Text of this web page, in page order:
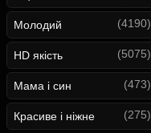
Молодий (4190)
HD якість (5075)
Мама і син (473)
Красиве і ніжне (275)